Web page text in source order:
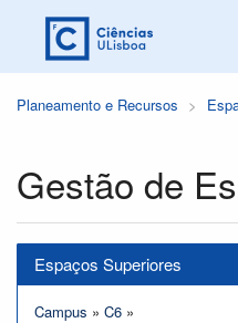
Planeamento e Recursos
Gestão de
Espaços Superiores
Campus » C6 »